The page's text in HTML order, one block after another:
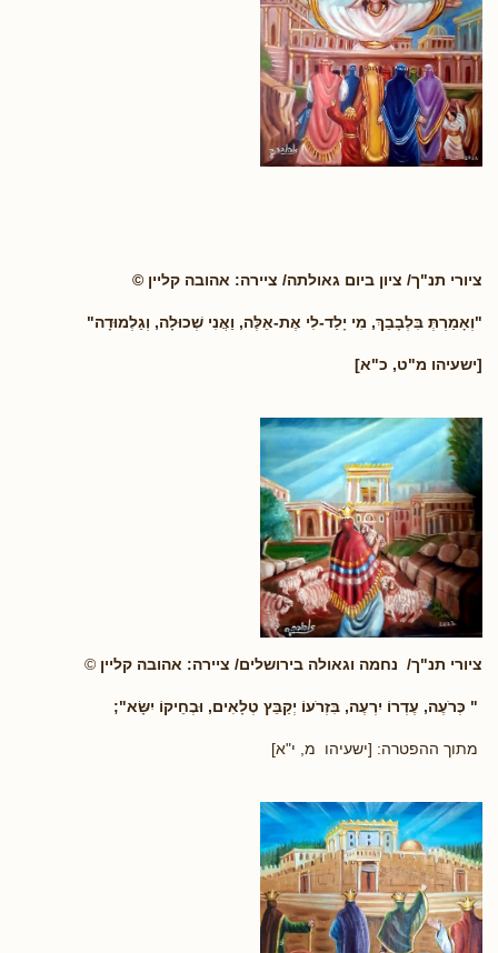
ציורי תנ"ך/ ציון ביום גאולתה/ ציירה: אהובה קליין ©
"וְאָמַרְתְּ בִּלְבָבֵךְ, מִי יָלַד-לִי אֶת-אֵלֶּה, וַאֲנִי שְׁכוּלָה, וְגַלְמוּדָה"
[ישעיהו מ"ט, כ"א]
ציורי תנ"ך/ נחמה וגאולה בירושלים/ ציירה: אהובה קליין ©
" כְּרֹעֶה, עֶדְרוֹ יִרְעֶה, בִּזְרֹעוֹ יְקַבֵּץ טְלָאִים, וּבְחֵיקוֹ יִשָּׂא";
מתוך ההפטרה: [ישעיהו מ, י"א]